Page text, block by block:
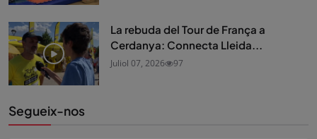
La rebuda del Tour de França a
Cerdanya: Connecta Lleida...
Juliol 07, 2026 97
Segueix-nos